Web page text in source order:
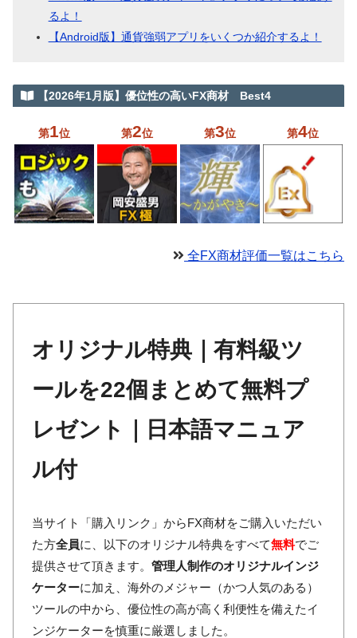
るよ！
【Android版】通貨強弱アプリをいくつか紹介するよ！
【2026年1月版】優位性の高いFX商材 Best4
第1位 第2位 第3位 第4位
全FX商材評価一覧はこちら
オリジナル特典｜有料級ツ
ールを22個まとめて無料プ
レゼント｜日本語マニュア
ル付
当サイト「購入リンク」からFX商材をご購入いただい
た方全員に、以下のオリジナル特典をすべて無料でご
提供させて頂きます。 管理人制作のオリジナルインジ
ケーターに加え、海外のメジャー（かつ人気のある）
ツールの中から、優位性の高が高く利便性を備えたイ
ンジケーターを慎重に厳選しました。